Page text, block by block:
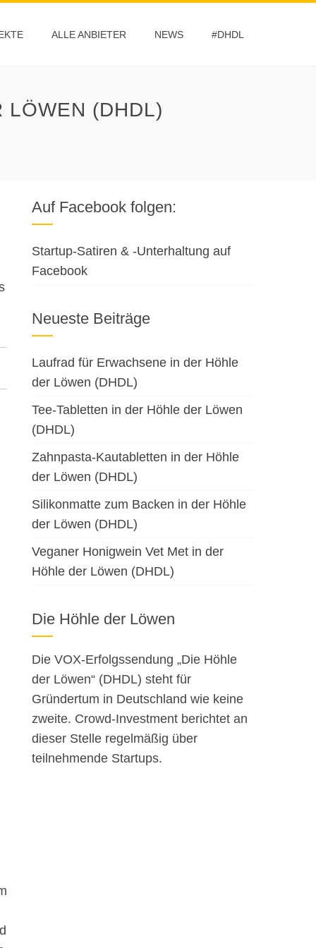
ALLE ANBIETER NEWS #DHDL
LÖWEN (DHDL)
Auf Facebook folgen:
Startup-Satiren & -Unterhaltung auf
Facebook
Neueste Beiträge
Laufrad für Erwachsene in der Höhle
der Löwen (DHDL)
Tee-Tabletten in der Höhle der Löwen
(DHDL)
Zahnpasta-Kautabletten in der Höhle
der Löwen (DHDL)
Silikonmatte zum Backen in der Höhle
der Löwen (DHDL)
Veganer Honigwein Vet Met in der
Höhle der Löwen (DHDL)
Die Höhle der Löwen
Die VOX-Erfolgssendung „Die Höhle
der Löwen“ (DHDL) steht für
Gründertum in Deutschland wie keine
zweite. Crowd-Investment berichtet an
dieser Stelle regelmäßig über
teilnehmende Startups.